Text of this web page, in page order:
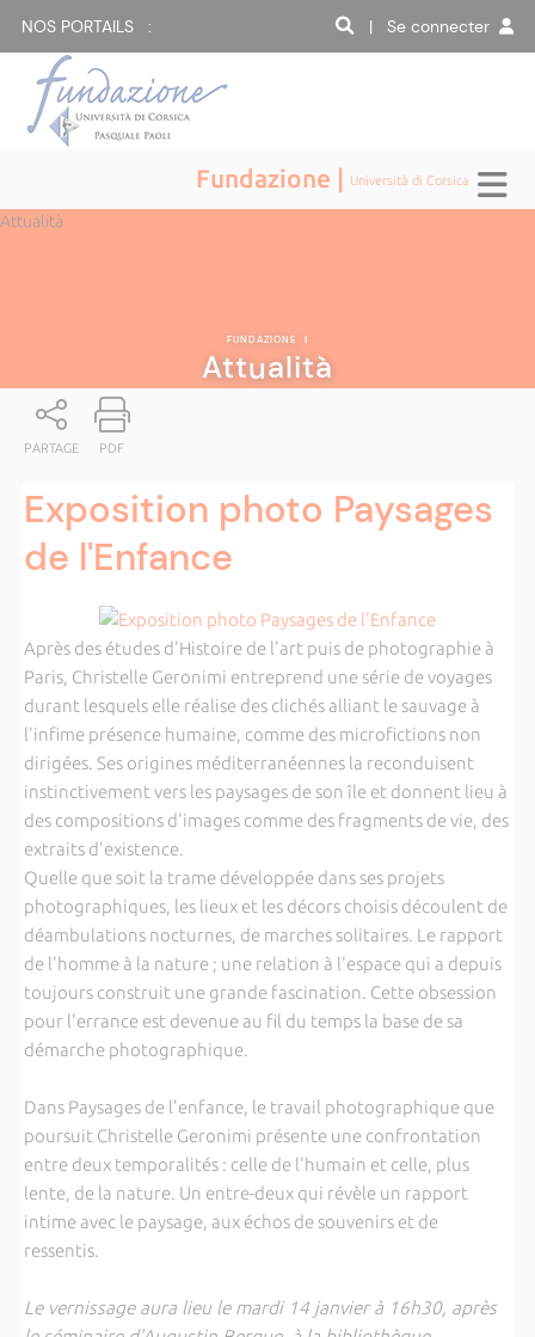
NOS PORTAILS : | Se connecter
Fundazione | Università di Corsica
Attualità
FUNDAZIONE |
Attualità
PARTAGE PDF
Exposition photo Paysages
de l'Enfance
Après des études d'Histoire de l'art puis de photographie à
Paris, Christelle Geronimi entreprend une série de voyages
durant lesquels elle réalise des clichés alliant le sauvage à
l'infime présence humaine, comme des microfictions non
dirigées. Ses origines méditerranéennes la reconduisent
instinctivement vers les paysages de son île et donnent lieu à
des compositions d'images comme des fragments de vie, des
extraits d'existence.
Quelle que soit la trame développée dans ses projets
photographiques, les lieux et les décors choisis découlent de
déambulations nocturnes, de marches solitaires. Le rapport
de l'homme à la nature ; une relation à l'espace qui a depuis
toujours construit une grande fascination. Cette obsession
pour l'errance est devenue au fil du temps la base de sa
démarche photographique.
Dans Paysages de l'enfance, le travail photographique que
poursuit Christelle Geronimi présente une confrontation
entre deux temporalités : celle de l'humain et celle, plus
lente, de la nature. Un entre-deux qui révèle un rapport
intime avec le paysage, aux échos de souvenirs et de
ressentis.
Le vernissage aura lieu le mardi 14 janvier à 16h30, après